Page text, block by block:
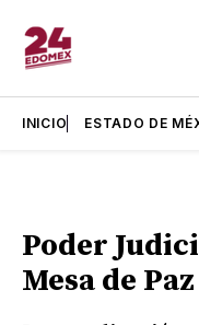
INICIO ESTADO DE
Poder
Mesa de